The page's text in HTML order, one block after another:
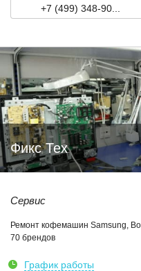
+7 (499) 348-90...
Фикс Тех
Сервис
Ремонт кофемашин Samsung,
70 брендов
График работы